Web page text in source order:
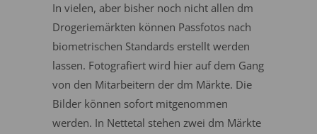
In vielen, aber bisher noch nicht allen dm
Drogeriemärkten können Passfotos nach
biometrischen Standards erstellt werden
lassen. Fotografiert wird hier auf dem Gang
von den Mitarbeitern der dm Märkte. Die
Bilder können sofort mitgenommen
werden. In Nettetal stehen zwei dm Märkte